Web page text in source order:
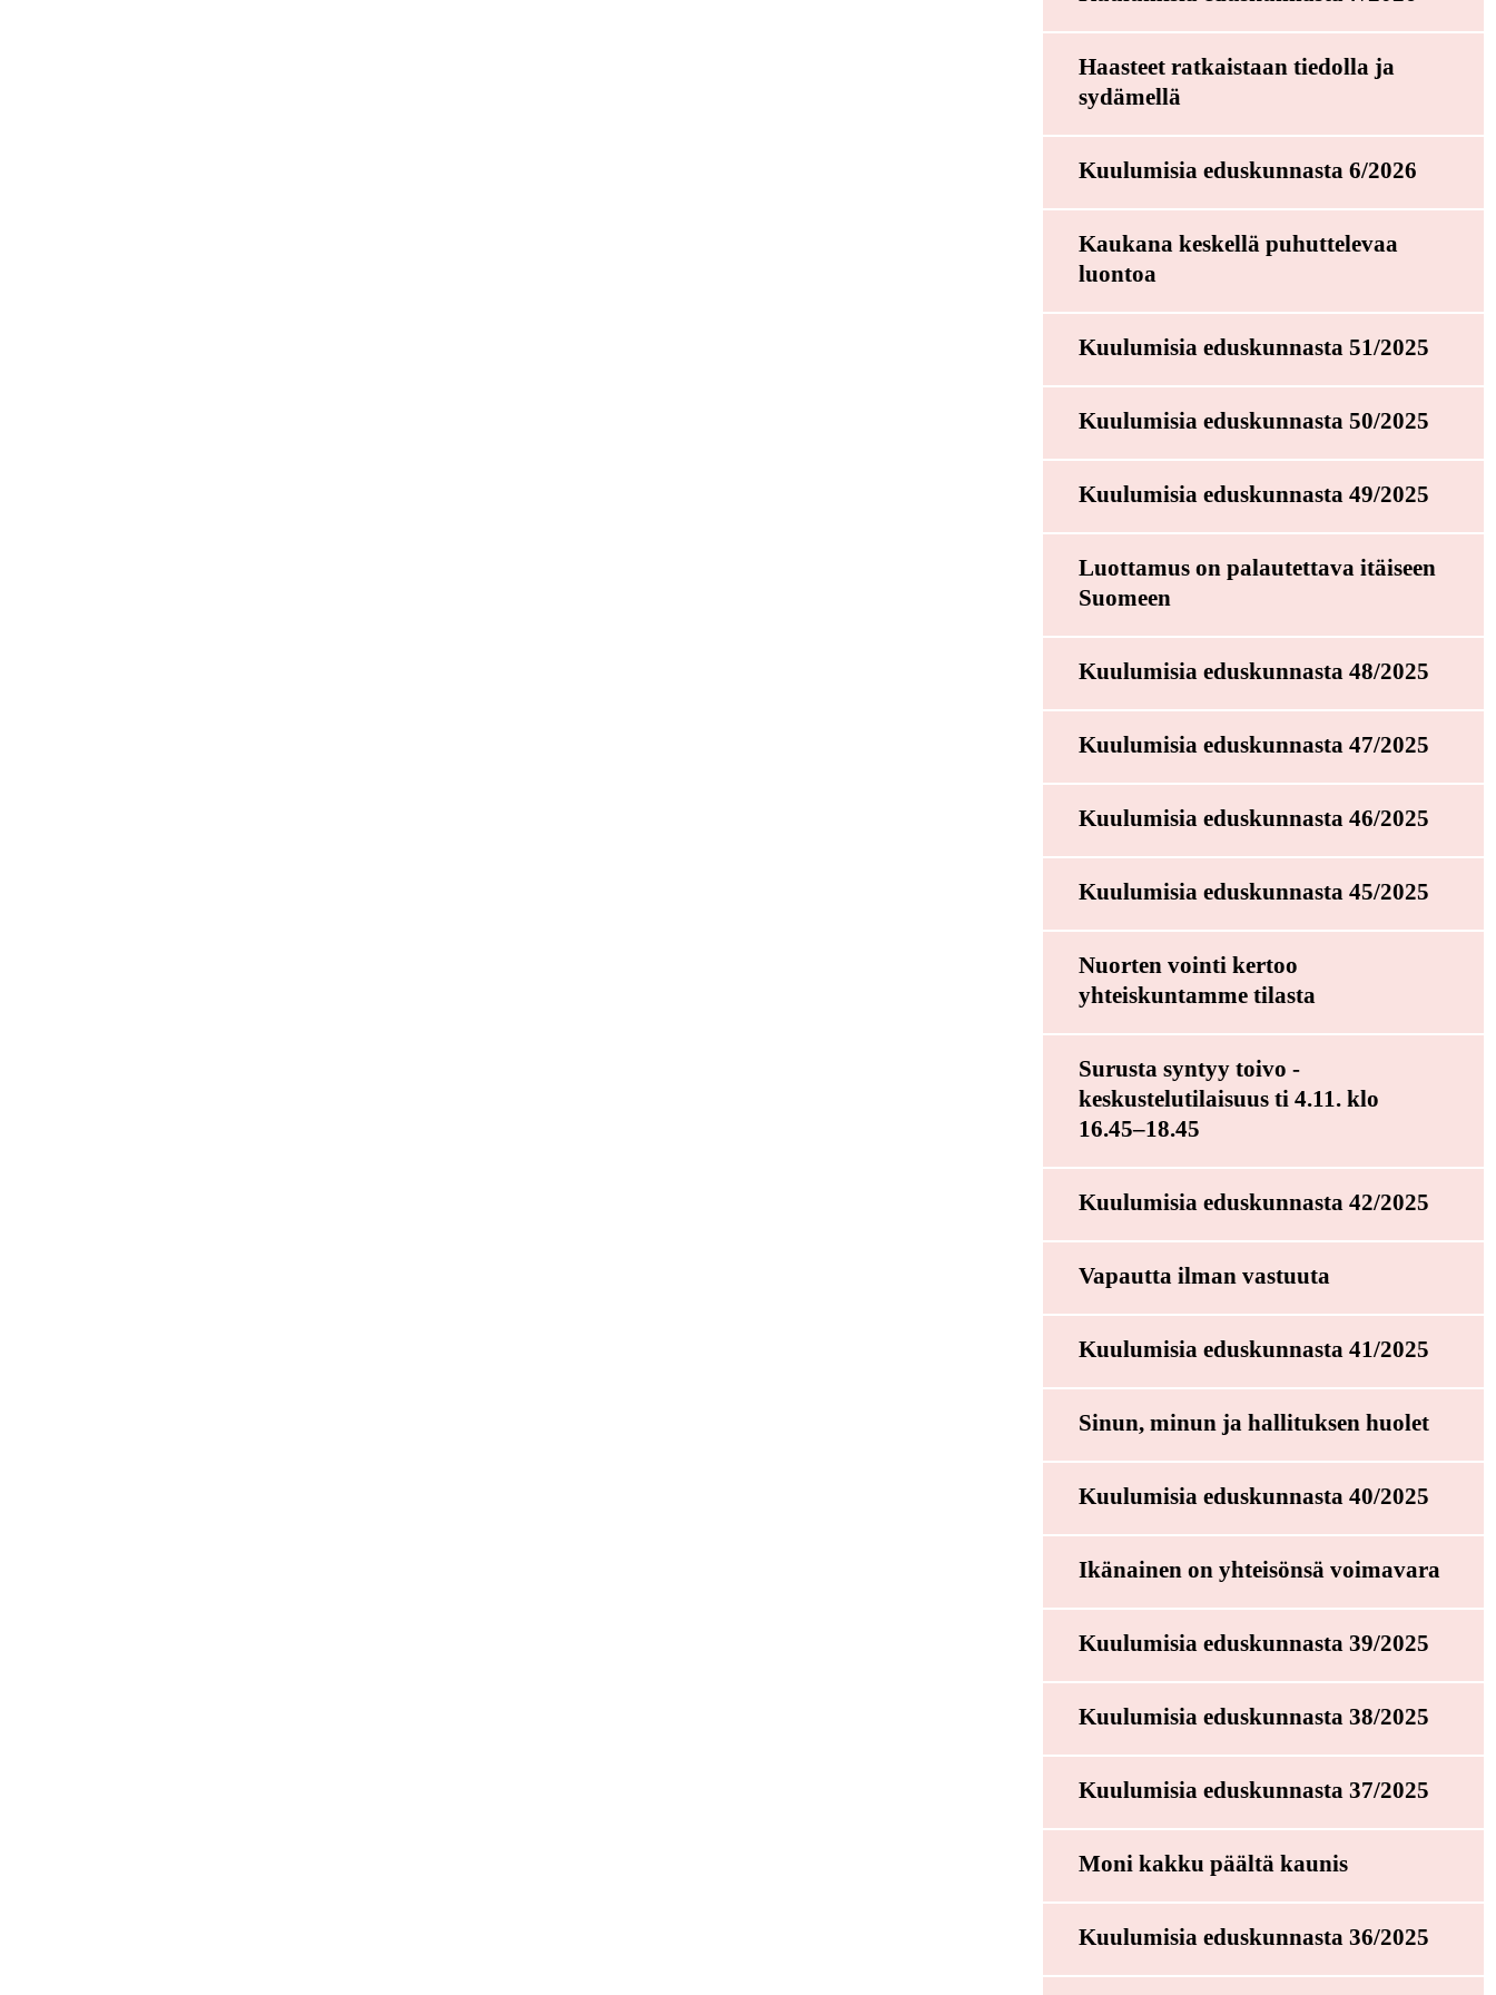
Haasteet ratkaistaan tiedolla ja
sydämellä
Kuulumisia eduskunnasta 6/2026
Kaukana keskellä puhuttelevaa
luontoa
Kuulumisia eduskunnasta 51/2025
Kuulumisia eduskunnasta 50/2025
Kuulumisia eduskunnasta 49/2025
Luottamus on palautettava itäiseen
Suomeen
Kuulumisia eduskunnasta 48/2025
Kuulumisia eduskunnasta 47/2025
Kuulumisia eduskunnasta 46/2025
Kuulumisia eduskunnasta 45/2025
Nuorten vointi kertoo
yhteiskuntamme tilasta
Surusta syntyy toivo -
keskustelutilaisuus ti 4.11. klo
16.45–18.45
Kuulumisia eduskunnasta 42/2025
Vapautta ilman vastuuta
Kuulumisia eduskunnasta 41/2025
Sinun, minun ja hallituksen huolet
Kuulumisia eduskunnasta 40/2025
Ikänainen on yhteisönsä voimavara
Kuulumisia eduskunnasta 39/2025
Kuulumisia eduskunnasta 38/2025
Kuulumisia eduskunnasta 37/2025
Moni kakku päältä kaunis
Kuulumisia eduskunnasta 36/2025